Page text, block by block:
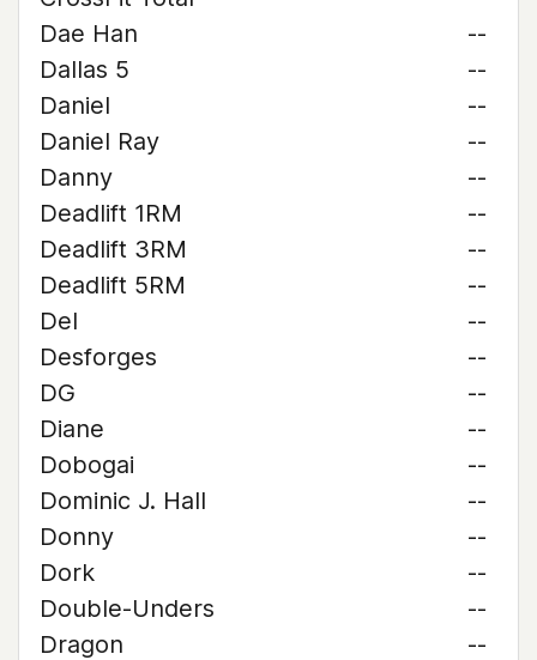
Dae Han
--
Dallas 5
--
Daniel
--
Daniel Ray
--
Danny
--
Deadlift 1RM
--
Deadlift 3RM
--
Deadlift 5RM
--
Del
--
Desforges
--
DG
--
Diane
--
Dobogai
--
Dominic J. Hall
--
Donny
--
Dork
--
Double-Unders
--
Dragon
--